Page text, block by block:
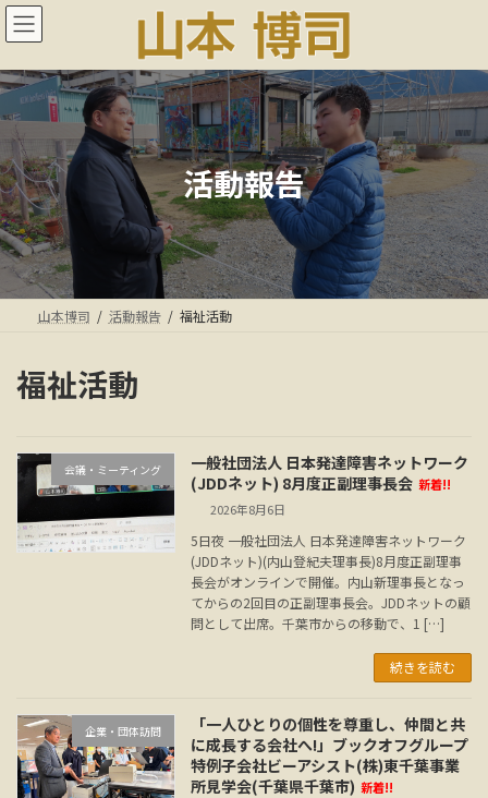
コ
ン
ン
ツ
へ
ス
キ
ッ
プ
ナ
ビ
ー
シ
ョ
ン
に
移
動
活動報告
山本博司 活動報告 福祉活動
福祉活動
会議・ミーティング
一般社団法人 日本発達障害ネットワーク
(JDDネット) 8月度正副理事長会 新着!!
2026年8月6日
5日夜 一般社団法人 日本発達障害ネットワーク
(JDDネット)(内山登紀夫理事長)8月度正副理事
長会がオンラインで開催。内山新理事長となっ
てからの2回目の正副理事長会。JDDネットの顧
問として出席。千葉市からの移動で、1 […]
続きを読む
企業・団体訪問
「一人ひとりの個性を尊重し、仲間と共
に成長する会社へ!」ブックオフグループ
特例子会社ビーアシスト(株)東千葉事業
所見学会(千葉県千葉市) 新着!!